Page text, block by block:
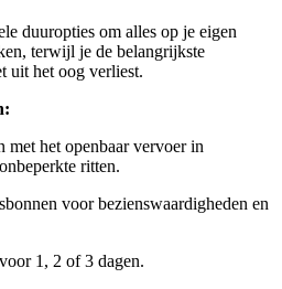
duuropties om alles op je eigen
terwijl je de belangrijkste
uit het oog verliest.
met het openbaar vervoer in
ritten.
voor bezienswaardigheden en
1, 2 of 3 dagen.